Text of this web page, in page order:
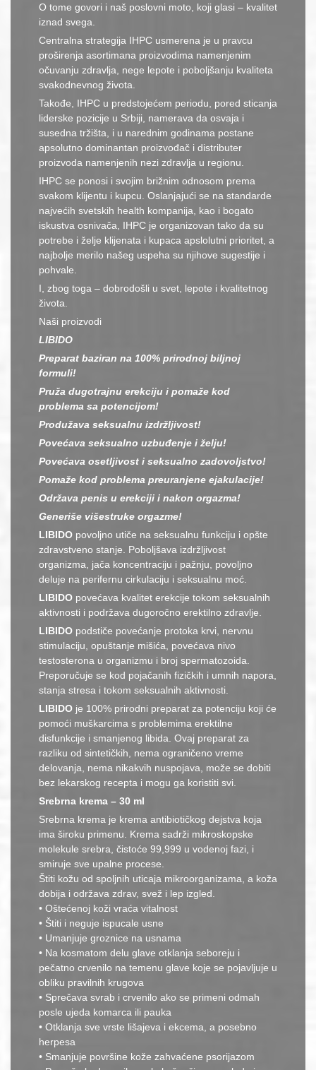
O tome govori i naš poslovni moto, koji glasi – kvalitet
iznad svega.
Centralna strategija IHPC usmerena je u pravcu
proširenja asortimana proizvodima namenjenim
očuvanju zdravlja, nege lepote i poboljšanju kvaliteta
svakodnevnog života.
Takođe, IHPC u predstojećem periodu, pored sticanja
liderske pozicije u Srbiji, namerava da osvaja i
susedna tržišta, i u narednim godinama postane
apsolutno dominantan proizvođač i distributer
proizvoda namenjenih nezi zdravlja u regionu.
IHPC se ponosi i svojim brižnim odnosom prema
svakom klijentu i kupcu. Oslanjajući se na standarde
najvećih svetskih health kompanija, kao i bogato
iskustva osnivača, IHPC je organizovan tako da su
potrebe i želje klijenata i kupaca apslolutni prioritet, a
najbolje merilo našeg uspeha su njihove sugestije i
pohvale.
I, zbog toga – dobrodošli u svet, lepote i kvalitetnog
života.
Naši proizvodi
LIBIDO
Preparat baziran na 100% prirodnoj biljnoj
formuli!
Pruža dugotrajnu erekciju i pomaže kod
problema sa potencijom!
Produžava seksualnu izdržljivost!
Povećava seksualno uzbuđenje i želju!
Povećava osetljivost i seksualno zadovoljstvo!
Pomaže kod problema preuranjene ejakulacije!
Održava penis u erekciji i nakon orgazma!
Generiše višestruke orgazme!
LIBIDOpovoljno utiče na seksualnu funkciju i opšte
zdravstveno stanje. Poboljšava izdržljivost
organizma, jača koncentraciju i pažnju, povoljno
deluje na perifernu cirkulaciju i seksualnu moć.
LIBIDOpovećava kvalitet erekcije tokom seksualnih
aktivnosti i podržava dugoročno erektilno zdravlje.
LIBIDOpodstiče povećanje protoka krvi, nervnu
stimulaciju, opuštanje mišića, povećava nivo
testosterona u organizmu i broj spermatozoida.
Preporučuje se kod pojačanih fizičkih i umnih napora,
stanja stresa i tokom seksualnih aktivnosti.
LIBIDOje 100% prirodni preparat za potenciju koji će
pomoći muškarcima s problemima erektilne
disfunkcije i smanjenog libida. Ovaj preparat za
razliku od sintetičkih, nema ograničeno vreme
delovanja, nema nikakvih nuspojava, može se dobiti
bez lekarskog recepta i mogu ga koristiti svi.
Srebrna krema – 30 ml
Srebrna krema je krema antibiotičkog dejstva koja
ima široku primenu. Krema sadrži mikroskopske
molekule srebra, čistoće 99,999 u vodenoj fazi, i
smiruje sve upalne procese.
Štiti kožu od spoljnih uticaja mikroorganizama, a koža
dobija i održava zdrav, svež i lep izgled.
• Oštećenoj koži vraća vitalnost
• Štiti i neguje ispucale usne
• Umanjuje groznice na usnama
• Na kosmatom delu glave otklanja seboreju i
pečatno crvenilo na temenu glave koje se pojavljuje u
obliku pravilnih krugova
• Sprečava svrab i crvenilo ako se primeni odmah
posle ujeda komarca ili pauka
• Otklanja sve vrste lišajeva i ekcema, a posebno
herpesa
• Smanjuje površine kože zahvaćene psorijazom